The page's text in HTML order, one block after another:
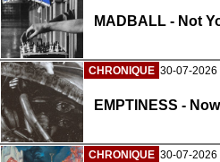
MADBALL - Not
CHRONIQUE 30-07-2026
EMPTINESS -
CHRONIQUE 30-07-2026